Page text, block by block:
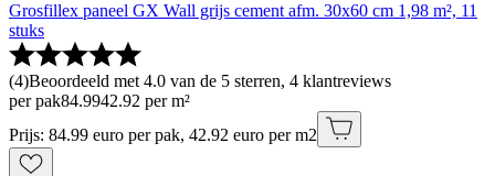
Grosfillex paneel GX Wall grijs cement afm. 30x60 cm 1,98 m², 11
stuks
(4)Beoordeeld met 4.0 van de 5 sterren, 4 klantreviews
per pak84.9942.92 per m²
Prijs: 84.99 euro per pak, 42.92 euro per m2